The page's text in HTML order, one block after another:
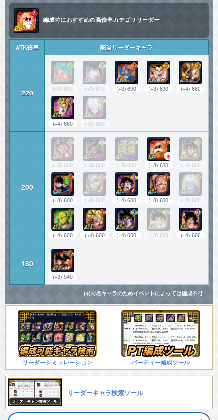
編成時におすすめの高倍率カテゴリリーダー
ATK倍率 該当リーダーキャラ
220 (+3) 690 (+3) 690 (+3) 690 (+3) 690 (+4) 660
(+4) 660 (+3) 660
200
(+3) 600 (+3) 600 (+3) 600 (+3) 600
※
(+4) 600
(+3) 600 (+3) 600 (+4) 600 (+3) 600 (+3) 600
(+4) 600 (+4) 600 (+4) 600 (+3) 600 (+4) 600
180
(+3) 540
(※)同名キャラのためイベントによっては編成不可
リーダーシミュレーション パーティー編成ツール
リーダーキャラ検索ツール